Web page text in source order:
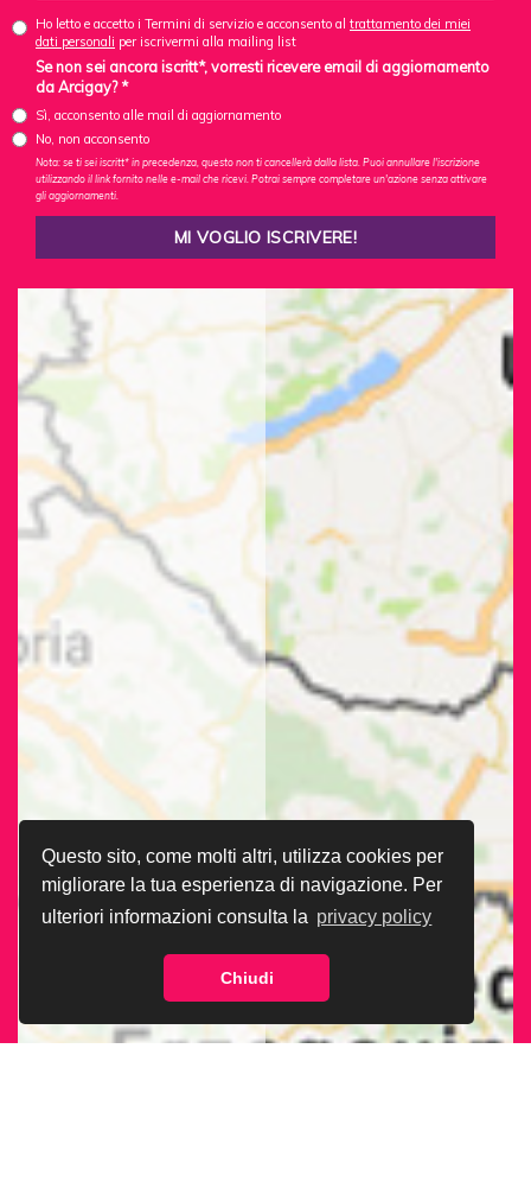
Questo sito, come molti altri, utilizza cookies per
migliorare la tua esperienza di navigazione. Per
ulteriori informazioni consulta la privacy policy
Chiudi
Ho letto e accetto i Termini di servizio e acconsento al trattamento dei miei
dati personali per iscrivermi alla mailing list
Se non sei ancora iscritt*, vorresti ricevere email di aggiornamento
da Arcigay? *
Sì, acconsento alle mail di aggiornamento
No, non acconsento
Nota: se ti sei iscritt* in precedenza, questo non ti cancellerà dalla lista. Puoi annullare l'iscrizione
utilizzando il link fornito nelle e-mail che ricevi. Potrai sempre completare un'azione senza attivare
gli aggiornamenti.